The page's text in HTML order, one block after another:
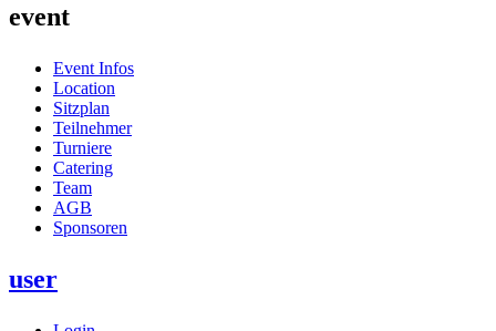
event
Event Infos
Location
Sitzplan
Teilnehmer
Turniere
Catering
Team
AGB
Sponsoren
user